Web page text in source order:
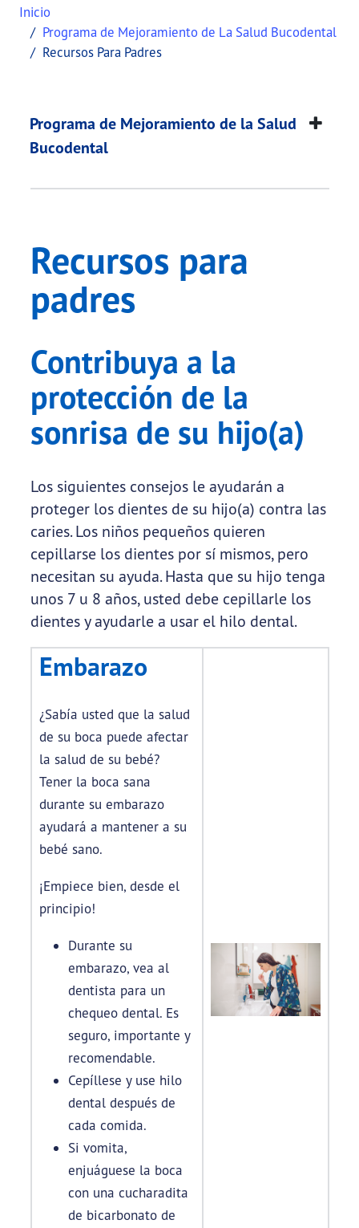
Inicio
Programa de Mejoramiento de La Salud Bucodental
Recursos Para Padres
Recursos para
This page provides information about Recursos
Programa de Mejoramiento de la Salud
Bucodental
Recursos para
padres
Contribuya a la
protección de la
sonrisa de su hijo(a)
Los siguientes consejos le ayudarán a
proteger los dientes de su hijo(a) contra las
caries. Los niños pequeños quieren
cepillarse los dientes por sí mismos, pero
necesitan su ayuda. Hasta que su hijo tenga
unos 7 u 8 años, usted debe cepillarle los
dientes y ayudarle a usar el hilo dental.
Embarazo
¿Sabía usted que la salud
de su boca puede afectar
la salud de su bebé?
Tener la boca sana
durante su embarazo
ayudará a mantener a su
bebé sano.
¡Empiece bien, desde el
principio!
Durante su
embarazo, vea al
dentista para un
chequeo dental. Es
seguro, importante y
recomendable.
Cepíllese y use hilo
dental después de
cada comida.
Si vomita,
enjuáguese la boca
con una cucharadita
de bicarbonato de